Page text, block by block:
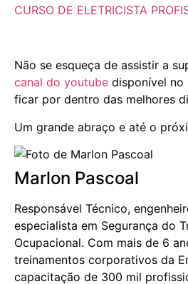
CURSO DE ELETRICISTA
Não se esqueça de assistir a
canal do youtube disponível no
ficar por dentro das melhores
Um grande abraço e até o
Marlon Pascoal
Responsável Técnico,
especialista em Segurança do
Ocupacional. Com mais de 6
treinamentos corporativos da
capacitação de 300 mil